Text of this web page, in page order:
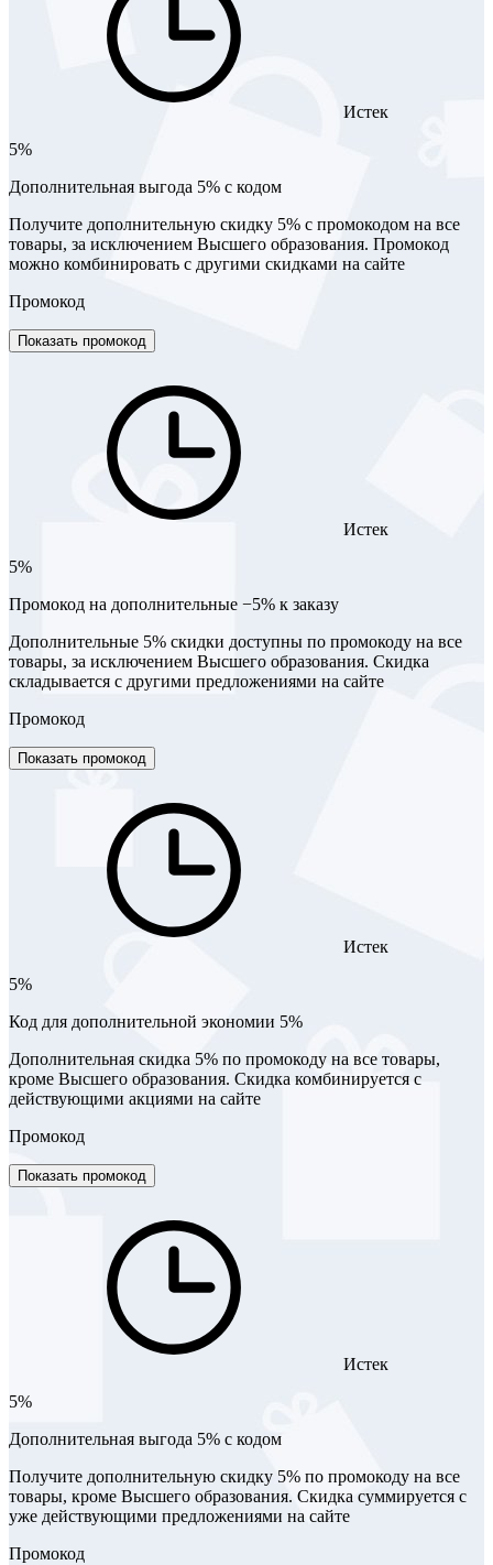
Истек
5%
Дополнительная выгода 5% с кодом
Получите дополнительную скидку 5% с промокодом на все
товары, за исключением Высшего образования. Промокод
можно комбинировать с другими скидками на сайте
Промокод
Показать промокод
Истек
5%
Промокод на дополнительные −5% к заказу
Дополнительные 5% скидки доступны по промокоду на все
товары, за исключением Высшего образования. Скидка
складывается с другими предложениями на сайте
Промокод
Показать промокод
Истек
5%
Код для дополнительной экономии 5%
Дополнительная скидка 5% по промокоду на все товары,
кроме Высшего образования. Скидка комбинируется с
действующими акциями на сайте
Промокод
Показать промокод
Истек
5%
Дополнительная выгода 5% с кодом
Получите дополнительную скидку 5% по промокоду на все
товары, кроме Высшего образования. Скидка суммируется с
уже действующими предложениями на сайте
Промокод